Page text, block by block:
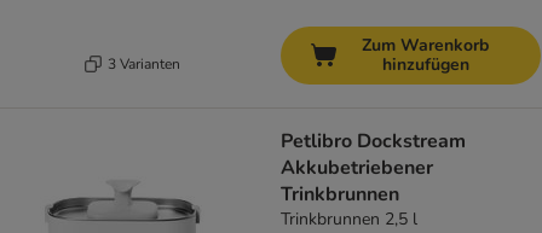
3 Varianten
Zum Warenkorb
hinzufügen
Petlibro Dockstream
Akkubetriebener
Trinkbrunnen
Trinkbrunnen 2,5 l